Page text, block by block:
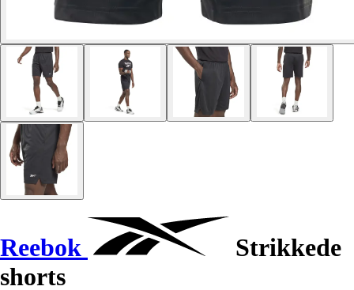
Reebok
Strikkede
shorts